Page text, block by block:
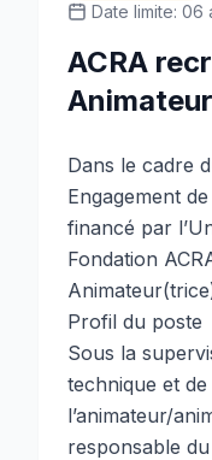
Date limite: 06
ACRA
Dans le cadre
Engagement
financé par
Fondation
Profil du poste
Sous la
technique et
l’animateur/
responsable